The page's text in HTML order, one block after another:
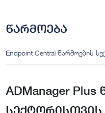
წარმოება
Endpoint Central წარმოების
ADManager